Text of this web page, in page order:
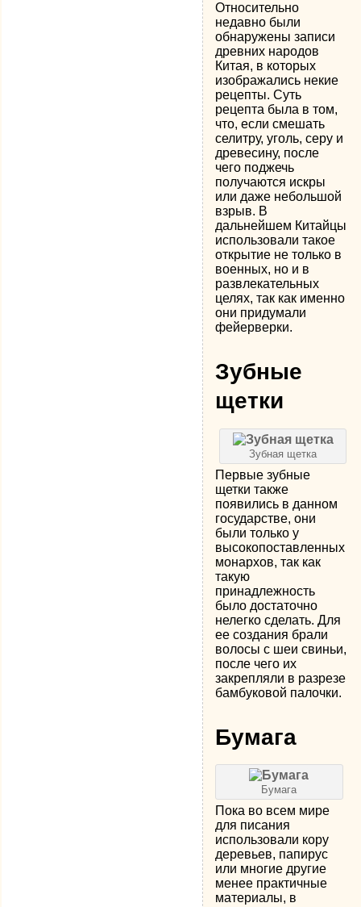
Относительно
недавно были
обнаружены записи
древних народов
Китая, в которых
изображались некие
рецепты. Суть
рецепта была в том,
что, если смешать
селитру, уголь, серу и
древесину, после
чего поджечь
получаются искры
или даже небольшой
взрыв. В
дальнейшем Китайцы
использовали такое
открытие не только в
военных, но и в
развлекательных
целях, так как именно
они придумали
фейерверки.
Зубные
щетки
Зубная щетка
Первые зубные
щетки также
появились в данном
государстве, они
были только у
высокопоставленных
монархов, так как
такую
принадлежность
было достаточно
нелегко сделать. Для
ее создания брали
волосы с шеи свиньи,
после чего их
закрепляли в разрезе
бамбуковой палочки.
Бумага
Бумага
Пока во всем мире
для писания
использовали кору
деревьев, папирус
или многие другие
менее практичные
материалы, в